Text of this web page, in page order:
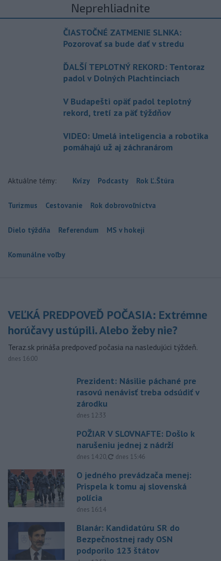
Neprehliadnite
ČIASTOČNÉ ZATMENIE SLNKA:
Pozorovať sa bude dať v stredu
ĎALŠÍ TEPLOTNÝ REKORD: Tentoraz
padol v Dolných Plachtinciach
V Budapešti opäť padol teplotný
rekord, tretí za päť týždňov
VIDEO: Umelá inteligencia a robotika
pomáhajú už aj záchranárom
Aktuálne témy: Kvízy Podcasty Rok Ľ.Štúra
Turizmus Cestovanie Rok dobrovoľníctva
Dielo týždňa Referendum MS v hokeji
Komunálne voľby
VEĽKÁ PREDPOVEĎ POČASIA: Extrémne
horúčavy ustúpili. Alebo žeby nie?
Teraz.sk prináša predpoveď počasia na nasledujúci týždeň.
dnes 16:00
Prezident: Násilie páchané pre
rasovú nenávisť treba odsúdiť v
zárodku
dnes 12:33
POŽIAR V SLOVNAFTE: Došlo k
narušeniu jednej z nádrží
dnes 14:20, aktualizované
dnes 15:46
O jedného prevádzača menej:
Prispela k tomu aj slovenská
polícia
dnes 16:14
Blanár: Kandidatúru SR do
Bezpečnostnej rady OSN
podporilo 123 štátov